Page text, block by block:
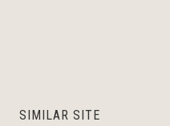
SIMILAR SITE